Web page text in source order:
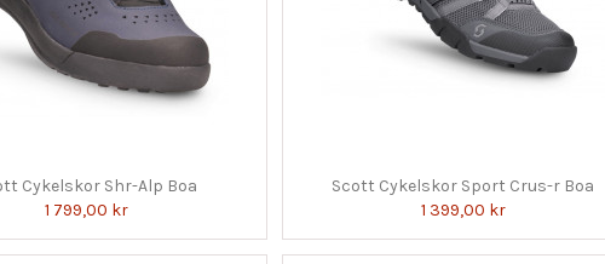
Cykelskor Shr-Alp Boa
1 799,00 kr
Scott Cykelskor Sport Crus-r Boa
1 399,00 kr